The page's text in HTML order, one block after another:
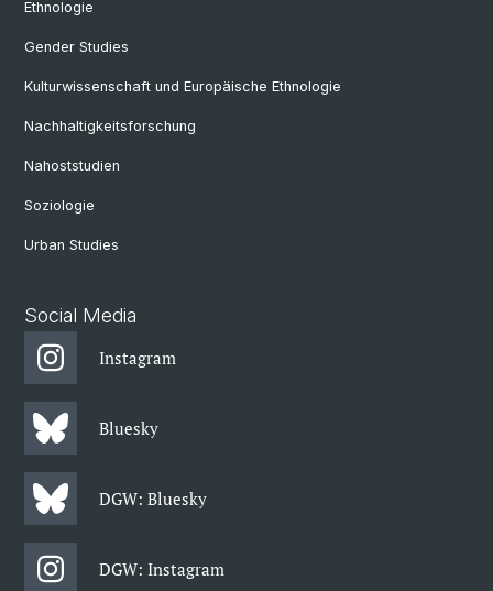
Ethnologie
Gender Studies
Kulturwissenschaft und Europäische Ethnologie
Nachhaltigkeitsforschung
Nahoststudien
Soziologie
Urban Studies
Social Media
Instagram
Bluesky
DGW: Bluesky
DGW: Instagram